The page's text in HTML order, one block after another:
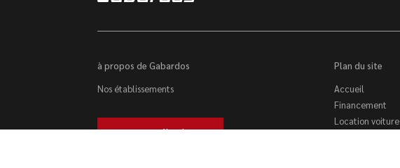
à propos de Gabardos
Nos établissements
Trouver un véhicule
Plan du site
Accueil
Financement
Location voiture